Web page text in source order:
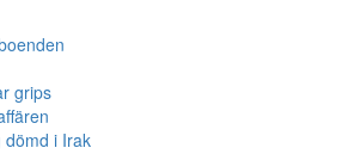
grips
dömd i Irak